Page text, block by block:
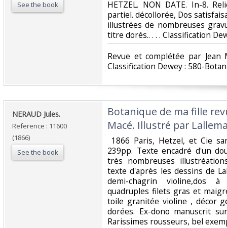
See the book
‎HETZEL. NON DATE. In-8.
partiel. décollorée, Dos
illustrées de nombreuses
titre dorés.. . . . Classification
‎Revue et complétée par Jean
Classification Dewey : 580-
‎NERAUD Jules.‎
Reference : 11600
(1866)
See the book
‎Botanique de ma fille
Macé. Illustré par
1866 Paris, Hetzel, et Cie
239pp. Texte encadré d'un
très nombreuses
texte d'après les dessins de
demi-chagrin violine,dos
quadruples filets gras et
toile granitée violine , décor
dorées. Ex-dono manuscrit
Rarissimes rousseurs, bel